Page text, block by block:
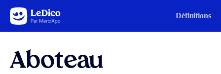
Aller au contenu Définitions
Aboteau